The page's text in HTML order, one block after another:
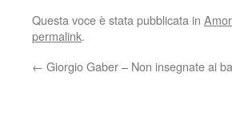
Questa voce è stata pubblicata in
permalink.
← Giorgio Gaber – Non insegnate ai